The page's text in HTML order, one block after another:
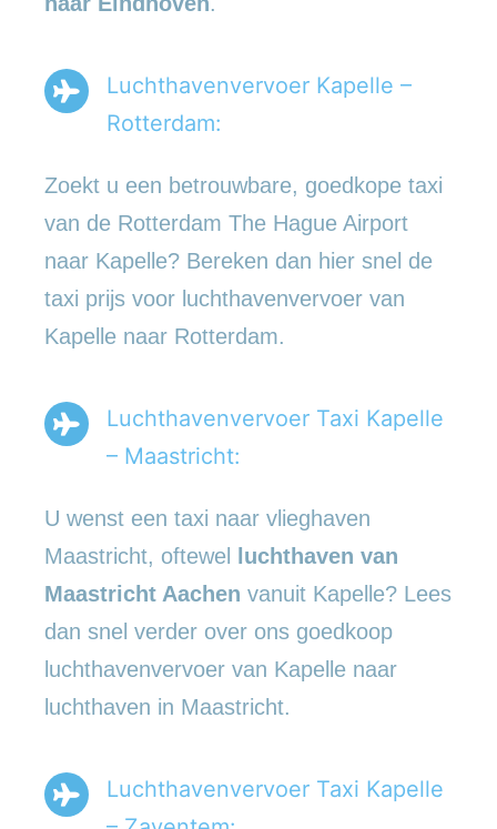
Luchthavenvervoer Kapelle –
Rotterdam:
Zoekt u een betrouwbare, goedkope taxi
van de Rotterdam The Hague Airport
naar Kapelle? Bereken dan hier snel de
taxi prijs voor luchthavenvervoer van
Kapelle naar Rotterdam.
Luchthavenvervoer Taxi Kapelle
– Maastricht:
U wenst een taxi naar vlieghaven
Maastricht, oftewel
luchthaven van
Maastricht Aachen vanuit Kapelle? Lees
dan snel verder over ons goedkoop
luchthavenvervoer van Kapelle naar
luchthaven in Maastricht.
Luchthavenvervoer Taxi Kapelle